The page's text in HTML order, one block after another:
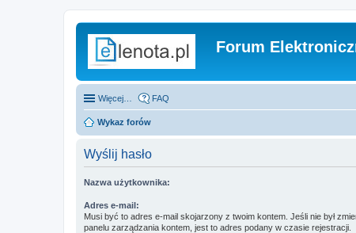
Forum
Więcej… FAQ
Wykaz forów
Wyślij hasło
Nazwa użytkownika:
Adres e-mail:
Musi być to adres e-mail skojarzony z twoim kontem. Jeśli nie był
panelu zarządzania kontem, jest to adres podany w czasie rejestracji.